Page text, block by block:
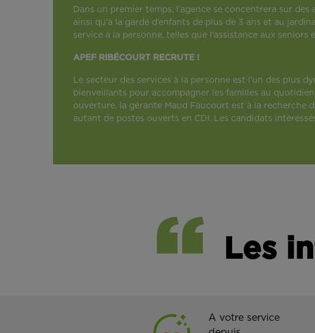
Dans un premier temps, l’agence se concentrera sur
ainsi qu’à la garde d’enfants de plus de 3 ans et au
service à la personne, telles que l’assistance aux seniors
APEF RIBÉCOURT RECRUTE !
Le secteur des services à la personne est l’un des plus
bienveillants pour accompagner les familles au
ouverture, la gérante Maud Faucourt est à la recherche
autant de postes ouverts en CDI. Les candidats
Les
A votre service